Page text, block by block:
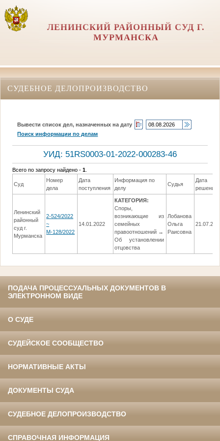
ЛЕНИНСКИЙ РАЙОННЫЙ СУД Г.
МУРМАНСКА
СУДЕБНОЕ ДЕЛОПРОИЗВОДСТВО
Вывести список дел, назначенных на дату
Поиск информации по делам
УИД: 51RS0003-01-2022-000283-46
Всего по запросу найдено -1
Суд
Номер
дела
Дата
поступления
Информация по
делу
Судья
Дата
решения
Ленинский
районный
суд г.
Мурманска
2-524/2022
~
М-128/2022
14.01.2022
КАТЕГОРИЯ:
Споры,
возникающие из
семейных
правоотношений →
Об установлении
отцовства
Лобанова
Ольга
Раисовна
ПОДАЧА ПРОЦЕССУАЛЬНЫХ ДОКУМЕНТОВ В
ЭЛЕКТРОННОМ ВИДЕ
О СУДЕ
СУДЕЙСКОЕ СООБЩЕСТВО
НОРМАТИВНЫЕ АКТЫ
ДОКУМЕНТЫ СУДА
СУДЕБНОЕ ДЕЛОПРОИЗВОДСТВО
СПРАВОЧНАЯ ИНФОРМАЦИЯ